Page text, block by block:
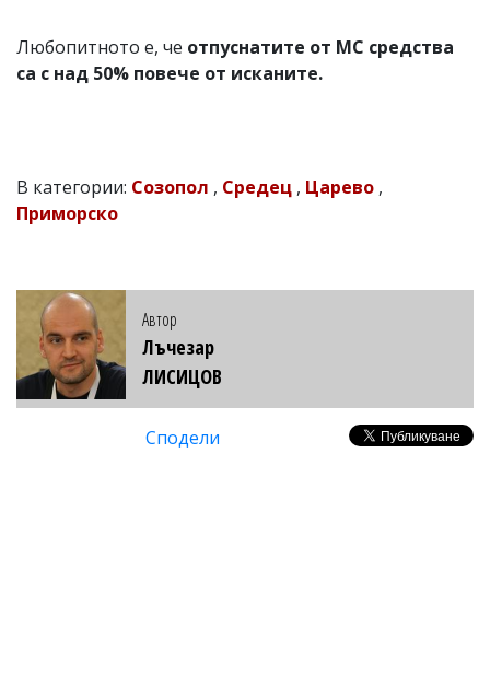
Любопитното е, че отпуснатите от МС средства
са с над 50% повече от исканите.
В категории: Созопол , Средец , Царево ,
Приморско
Автор
Лъчезар
ЛИСИЦОВ
Сподели